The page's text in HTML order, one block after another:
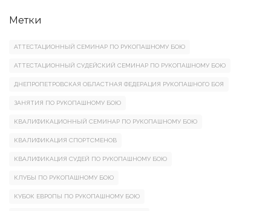
Метки
АТТЕСТАЦИОННЫЙ СЕМИНАР ПО РУКОПАШНОМУ БОЮ
АТТЕСТАЦИОННЫЙ СУДЕЙСКИЙ СЕМИНАР ПО РУКОПАШНОМУ БОЮ
ДНЕПРОПЕТРОВСКАЯ ОБЛАСТНАЯ ФЕДЕРАЦИЯ РУКОПАШНОГО БОЯ
ЗАНЯТИЯ ПО РУКОПАШНОМУ БОЮ
КВАЛИФИКАЦИОННЫЙ СЕМИНАР ПО РУКОПАШНОМУ БОЮ
КВАЛИФИКАЦИЯ СПОРТСМЕНОВ
КВАЛИФИКАЦИЯ СУДЕЙ ПО РУКОПАШНОМУ БОЮ
КЛУБЫ ПО РУКОПАШНОМУ БОЮ
КУБОК ЕВРОПЫ ПО РУКОПАШНОМУ БОЮ